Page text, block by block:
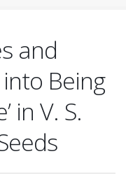
and
Being
in V. S.